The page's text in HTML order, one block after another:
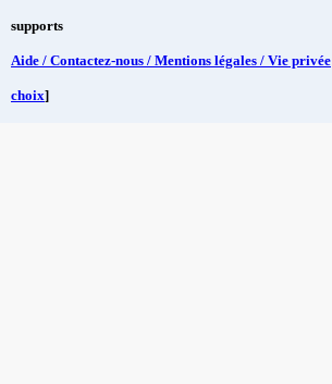
supports
Aide / Contactez-nous / Mentions légales / Vie privée
choix]